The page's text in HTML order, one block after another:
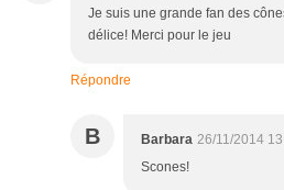
Je suis une grande fan des
délice! Merci pour le jeu
Répondre
B Barbara 26/11/2014
Scones!